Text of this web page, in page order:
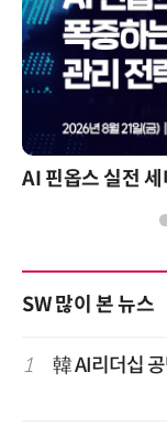
AI 핀옵스 실전
SW 많이 본 뉴스
1 韓 AI리더십